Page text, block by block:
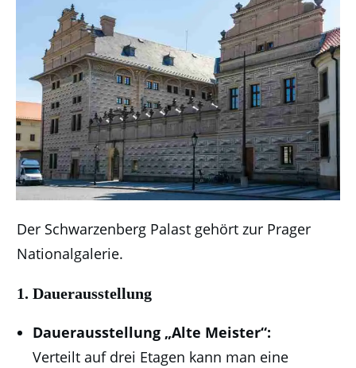
Der Schwarzenberg Palast gehört zur Prager
Nationalgalerie.
1. Dauerausstellung
Dauerausstellung „Alte Meister“:
Verteilt auf drei Etagen kann man eine